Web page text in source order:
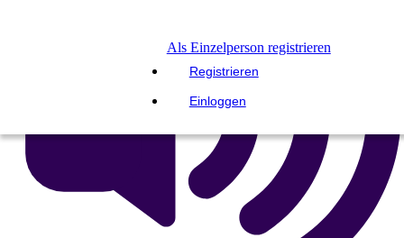
Als Einzelperson registrieren
Registrieren
Einloggen